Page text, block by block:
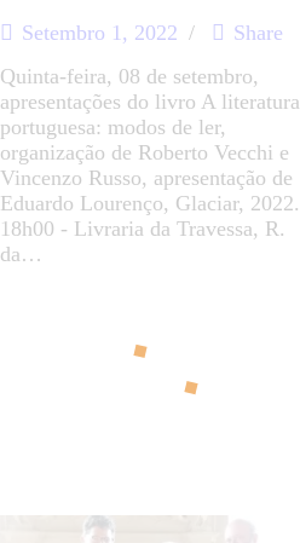
Setembro 1, 2022
Share
Quinta-feira, 08 de setembro,
apresentações do livro A literatura
portuguesa: modos de ler,
organização de Roberto Vecchi e
Vincenzo Russo, apresentação de
Eduardo Lourenço, Glaciar, 2022.
18h00 - Livraria da Travessa, R.
da…